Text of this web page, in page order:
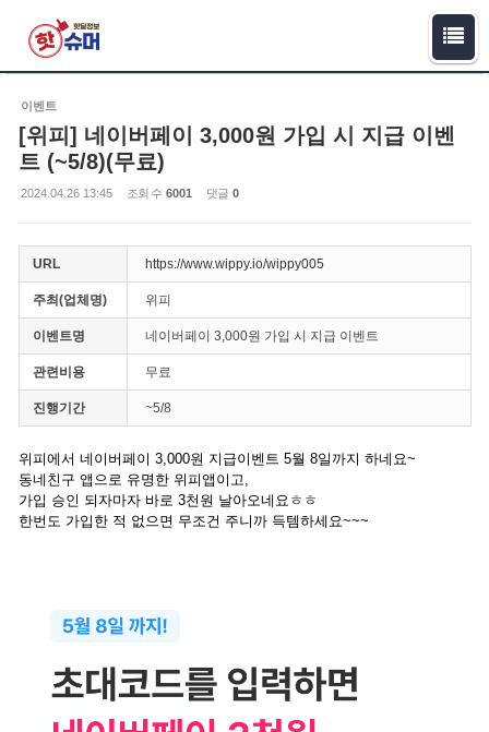
이벤트
[위피] 네이버페이 3,000원 가입 시 지급 이벤
트 (~5/8)(무료)
2024.04.26 13:45 조회 수 6001 댓글 0
URL https://www.wippy.io/wippy005
주최(업체명) 위피
이벤트명 네이버페이 3,000원 가입 시 지급 이벤트
관련비용 무료
진행기간 ~5/8
위피에서 네이버페이 3,000원 지급이벤트 5월 8일까지 하네요~
동네친구 앱으로 유명한 위피앱이고,
가입 승인 되자마자 바로 3천원 날아오네요ㅎㅎ
한번도 가입한 적 없으면 무조건 주니까 득템하세요~~~